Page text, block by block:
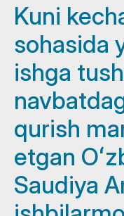
Kuni
sohasida
ishga
qurish
etgan
Saudiya